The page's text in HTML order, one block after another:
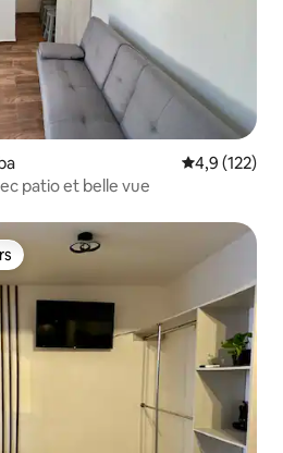
Évaluation
4,9 (122)
patio et belle vue